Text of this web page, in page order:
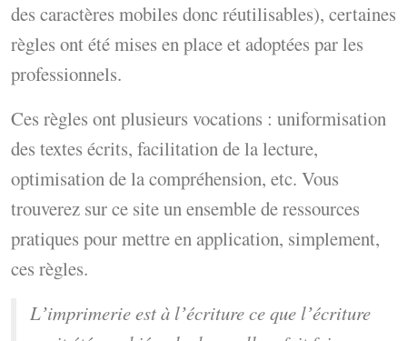
des caractères mobiles donc réutilisables), certaines
règles ont été mises en place et adoptées par les
professionnels.
Ces règles ont plusieurs vocations : uniformisation
des textes écrits, facilitation de la lecture,
optimisation de la compréhension, etc. Vous
trouverez sur ce site un ensemble de ressources
pratiques pour mettre en application, simplement,
ces règles.
Lʼimprimerie est à lʼécriture ce que lʼécriture